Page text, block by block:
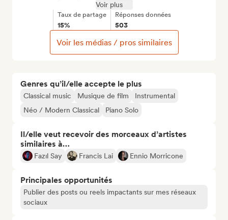
Genres qu’il/elle accepte le plus
Classical music Musique de film
Instrumental
Néo / Modern Classical
Piano Solo
Il/elle veut recevoir des morceaux d’artistes
similaires à…
Fazıl Say Francis Lai Ennio Morricone
Principales opportunités
Publier des posts ou reels impactants sur mes réseaux
sociaux
Voir plus
Taux de partage
15%
Réponses données
503
Voir les médias / pros similaires